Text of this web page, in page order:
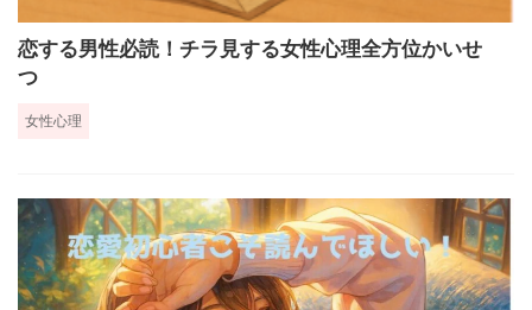
恋する男性必読！チラ見する女性心理全方位かいせ
つ
女性心理